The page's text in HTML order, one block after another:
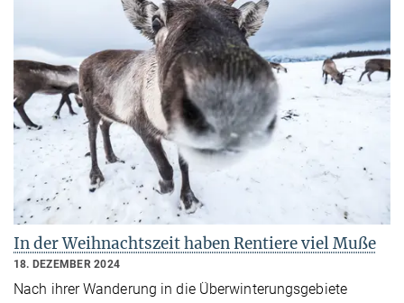
In der Weihnachtszeit haben Rentiere viel Muße
18. DEZEMBER 2024
Nach ihrer Wanderung in die Überwinterungsgebiete